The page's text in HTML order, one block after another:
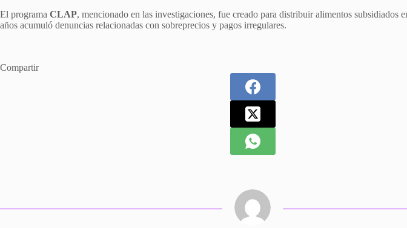
El programa CLAP, mencionado en las investigaciones, fue creado para distribuir alimentos subsidiados
años acumuló denuncias relacionadas con sobreprecios y pagos irregulares.
Compartir